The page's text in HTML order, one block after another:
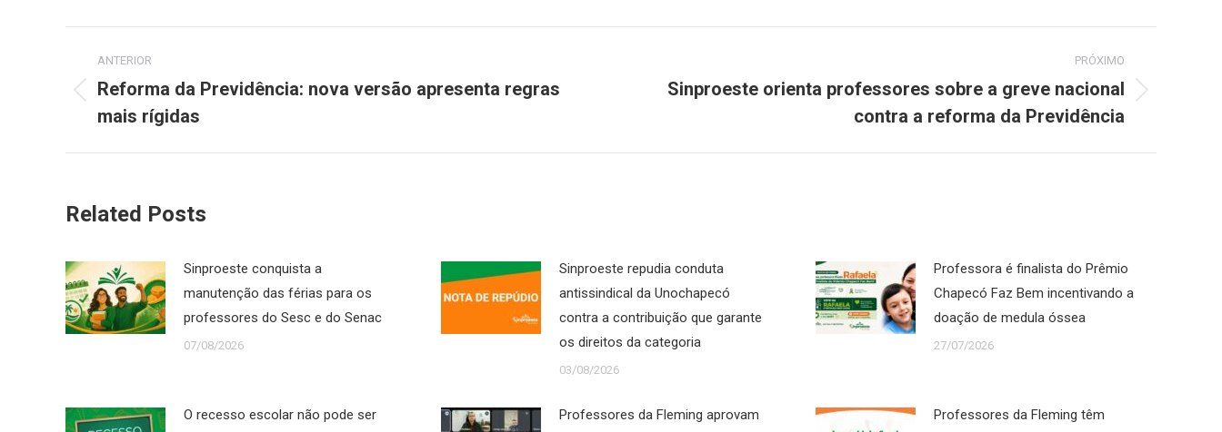
de
post:
ANTERIOR
Post
anterior:
Reforma da Previdência: nova versão apresenta regras
mais rígidas
PRÓXIMO
Próximo
Sinproeste orienta professores sobre a greve nacional
contra a reforma da Previdência
Related Posts
Sinproeste conquista a
manutenção das férias para os
professores do Sesc e do Senac
07/08/2026
Sinproeste repudia conduta
antissindical da Unochapecó
contra a contribuição que garante
os direitos da categoria
03/08/2026
Professora é finalista do Prêmio
Chapecó Faz Bem incentivando a
doação de medula óssea
27/07/2026
O recesso escolar não pode ser
Professores da Fleming aprovam
Professores da Fleming têm